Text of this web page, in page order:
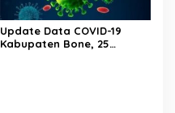
Update Data COVID-19
Kabupaten Bone, 25